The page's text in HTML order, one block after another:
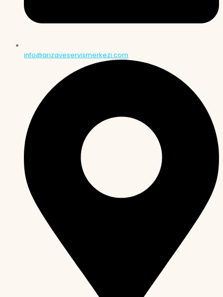
info@arizaveservismerkezi.com